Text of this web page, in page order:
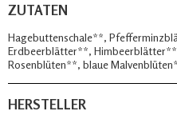
ZUTATEN
Hagebuttenschale**,
Erdbeerblätter**,
Rosenblüten**, blaue
HERSTELLER